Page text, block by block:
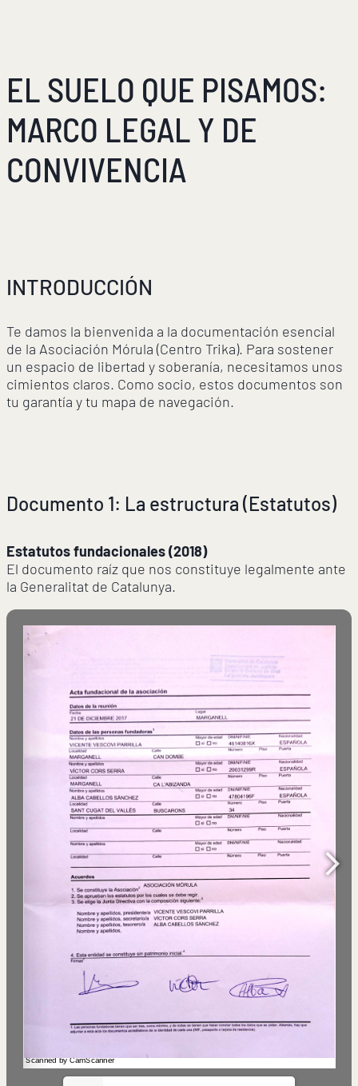
EL SUELO QUE PISAMOS:
MARCO LEGAL Y DE
CONVIVENCIA
INTRODUCCIÓN
Te damos la bienvenida a la documentación esencial
de la Asociación Mórula (Centro Trika). Para sostener
un espacio de libertad y soberanía, necesitamos unos
cimientos claros. Como socio, estos documentos son
tu garantía y tu mapa de navegación.
Documento 1: La estructura (Estatutos)
Estatutos fundacionales (2018)
El documento raíz que nos constituye legalmente ante
la Generalitat de Catalunya.